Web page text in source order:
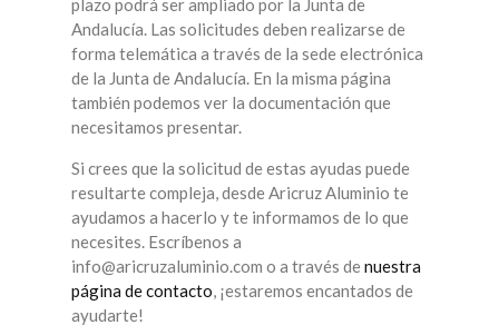
plazo podrá ser ampliado por la Junta de
Andalucía. Las solicitudes deben realizarse de
forma telemática a través de la sede electrónica
de la Junta de Andalucía. En la misma página
también podemos ver la documentación que
necesitamos presentar.
Si crees que la solicitud de estas ayudas puede
resultarte compleja, desde Aricruz Aluminio te
ayudamos a hacerlo y te informamos de lo que
necesites. Escríbenos a
info@aricruzaluminio.com o a través denuestra
página de contacto, ¡estaremos encantados de
ayudarte!